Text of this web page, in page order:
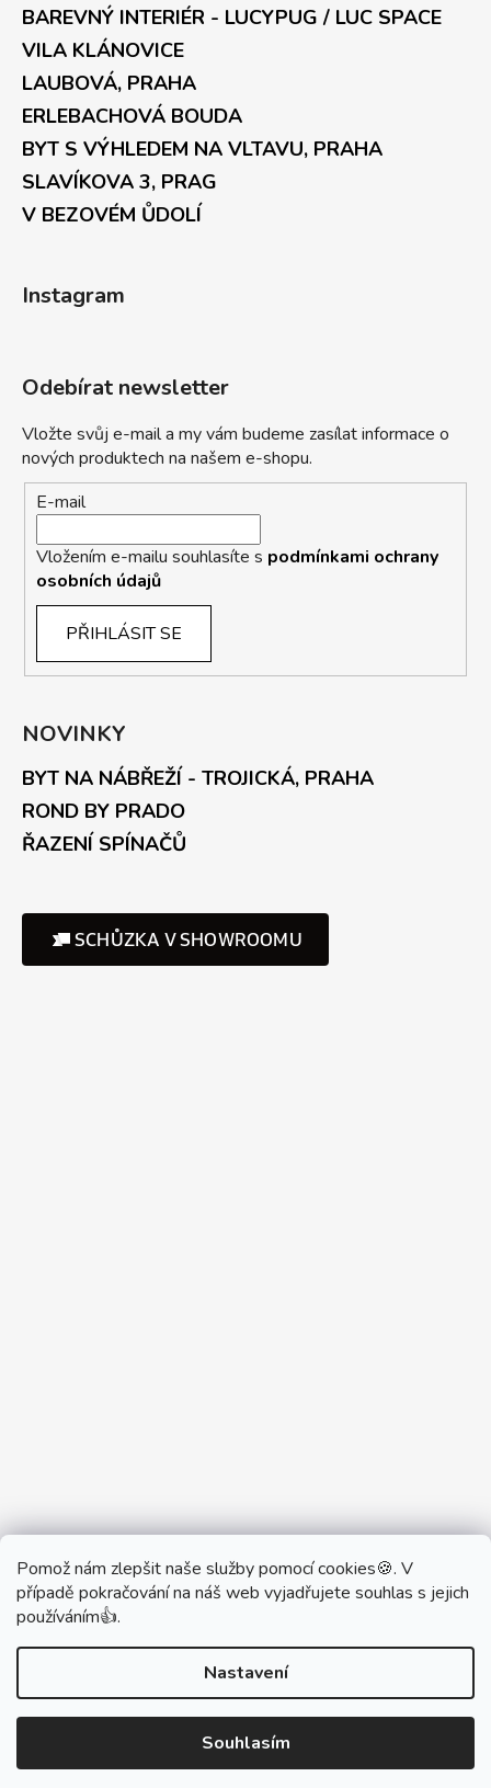
Pomož nám zlepšit naše služby pomocí cookies🍪. V
případě pokračování na náš web vyjadřujete souhlas s jejich
používáním👍.
Nastavení
Souhlasím
BAREVNÝ INTERIÉR - LUCYPUG / LUC SPACE
VILA KLÁNOVICE
LAUBOVÁ, PRAHA
ERLEBACHOVÁ BOUDA
BYT S VÝHLEDEM NA VLTAVU, PRAHA
SLAVÍKOVA 3, PRAG
V BEZOVÉM ŮDOLÍ
Instagram
Odebírat newsletter
Vložte svůj e-mail a my vám budeme zasílat informace o
nových produktech na našem e-shopu.
E-mail
Vložením e-mailu souhlasíte s podmínkami ochrany
osobních údajů
PŘIHLÁSIT SE
NOVINKY
BYT NA NÁBŘEŽÍ - TROJICKÁ, PRAHA
ROND BY PRADO
ŘAZENÍ SPÍNAČŮ
SCHŮZKA V SHOWROOMU
Partner Showroom MONOBRAND
Partner Eshop Monobrand.online
Vytvořil Shoptet
DŮM VYPÍNAČŮ
vyhrazena.